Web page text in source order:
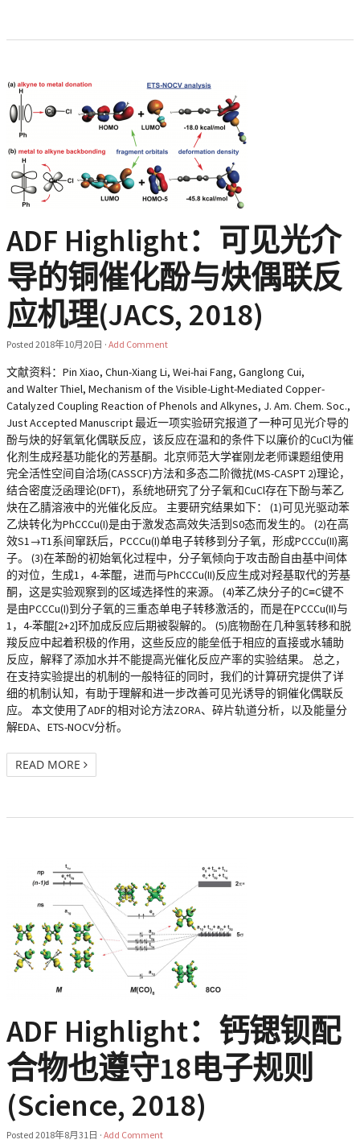
ADF Highlight：可见光介
导的铜催化酚与炔偶联反
应机理(JACS, 2018)
Posted 2018年10月20日 · Add Comment
文献资料：Pin Xiao, Chun-Xiang Li, Wei-hai Fang, Ganglong Cui,
and Walter Thiel, Mechanism of the Visible-Light-Mediated Copper-
Catalyzed Coupling Reaction of Phenols and Alkynes, J. Am. Chem. Soc.,
Just Accepted Manuscript 最近一项实验研究报道了一种可见光介导的
酚与炔的好氧氧化偶联反应，该反应在温和的条件下以廉价的CuCl为催
化剂生成羟基功能化的芳基酮。北京师范大学崔刚龙老师课题组使用
完全活性空间自洽场(CASSCF)方法和多态二阶微扰(MS-CASPT 2)理论，
结合密度泛函理论(DFT)，系统地研究了分子氧和CuCl存在下酚与苯乙
炔在乙腈溶液中的光催化反应。 主要研究结果如下： (1)可见光驱动苯
乙炔转化为PhCCCu(I)是由于激发态高效失活到S0态而发生的。 (2)在高
效S1→T1系间窜跃后，PCCCu(I)单电子转移到分子氧，形成PCCCu(II)离
子。 (3)在苯酚的初始氧化过程中，分子氧倾向于攻击酚自由基中间体
的对位，生成1，4-苯醌，进而与PhCCCu(II)反应生成对羟基取代的芳基
酮，这是实验观察到的区域选择性的来源。 (4)苯乙炔分子的C≡C键不
是由PCCCu(I)到分子氧的三重态单电子转移激活的，而是在PCCCu(II)与
1，4-苯醌[2+2]环加成反应后期被裂解的。 (5)底物酚在几种氢转移和脱
羧反应中起着积极的作用，这些反应的能垒低于相应的直接或水辅助
反应，解释了添加水并不能提高光催化反应产率的实验结果。 总之，
在支持实验提出的机制的一般特征的同时，我们的计算研究提供了详
细的机制认知，有助于理解和进一步改善可见光诱导的铜催化偶联反
应。 本文使用了ADF的相对论方法ZORA、碎片轨道分析，以及能量分
解EDA、ETS-NOCV分析。
READ MORE
ADF Highlight：钙锶钡配
合物也遵守18电子规则
(Science, 2018)
Posted 2018年8月31日 · Add Comment